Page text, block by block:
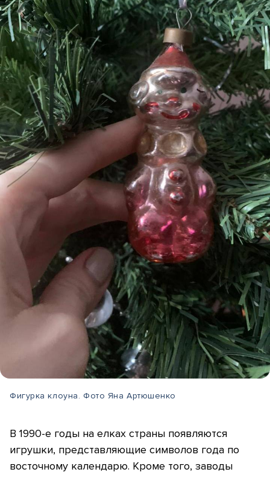
Фигурка клоуна. Фото Яна Артюшенко
В 1990-е годы на елках страны появляются
игрушки, представляющие символов года по
восточному календарю. Кроме того, заводы